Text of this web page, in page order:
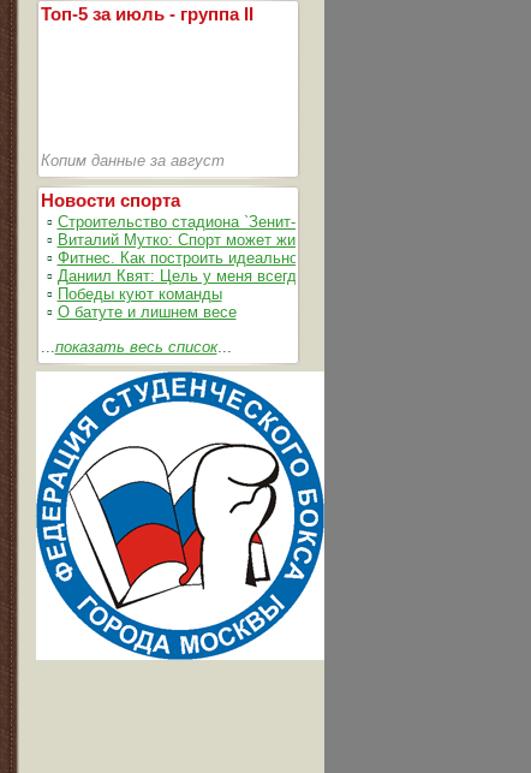
Топ-5 за июль - группа II
Копим данные за август
Новости спорта
▫ Строительство стадиона `Зенит-Арена` идет согласно графика
▫ Виталий Мутко: Спорт может жить без допинга
▫ Фитнес. Как построить идеальное тело
▫ Даниил Квят: Цель у меня всегда одна – выжимать из себя и
▫ Победы куют команды
▫ О батуте и лишнем весе
...показать весь список...